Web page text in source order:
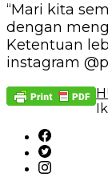
“Mari kita
dengan
Ketentuan
instagram